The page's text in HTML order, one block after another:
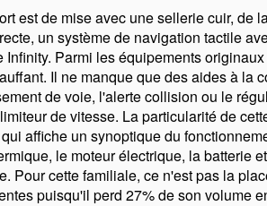
est de mise avec une sellerie cuir, de
un système de navigation tactile
Parmi les équipements
Il ne manque que des aides à la
de voie, l'alerte collision ou le
de vitesse. La particularité de
affiche un synoptique du
le moteur électrique, la batterie
Pour cette familiale, ce n'est pas la
puisqu'il perd 27% de son volume